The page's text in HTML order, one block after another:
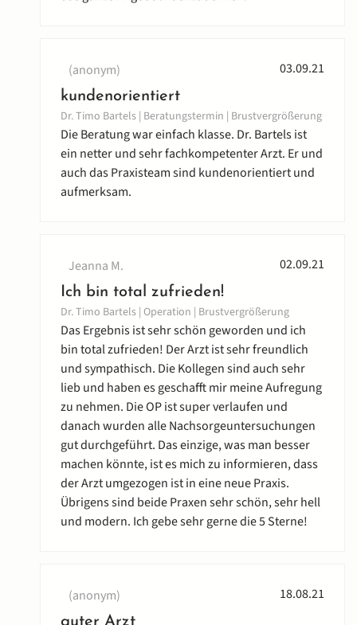
(anonym) 03.09.21
kundenorientiert
Dr. Timo Bartels | Beratungstermin | Brustvergrößerung
Die Beratung war einfach klasse. Dr. Bartels ist
ein netter und sehr fachkompetenter Arzt. Er und
auch das Praxisteam sind kundenorientiert und
aufmerksam.
Jeanna M. 02.09.21
Ich bin total zufrieden!
Dr. Timo Bartels | Operation | Brustvergrößerung
Das Ergebnis ist sehr schön geworden und ich
bin total zufrieden! Der Arzt ist sehr freundlich
und sympathisch. Die Kollegen sind auch sehr
lieb und haben es geschafft mir meine Aufregung
zu nehmen. Die OP ist super verlaufen und
danach wurden alle Nachsorgeuntersuchungen
gut durchgeführt. Das einzige, was man besser
machen könnte, ist es mich zu informieren, dass
der Arzt umgezogen ist in eine neue Praxis.
Übrigens sind beide Praxen sehr schön, sehr hell
und modern. Ich gebe sehr gerne die 5 Sterne!
(anonym) 18.08.21